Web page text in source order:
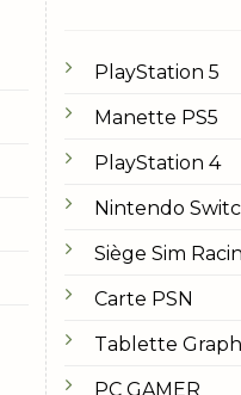
PlayStation 5
Manette PS5
PlayStation 4
Nintendo
Siège Sim
Carte PSN
Tablette
PC GAMER